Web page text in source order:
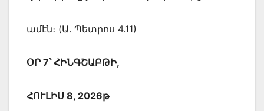
ամէն։ (Ա. Պետրոս 4.11)
ՕՐ 7՝ ՀԻՆԳՇԱԲԹԻ,
ՀՈՒԼԻՍ 8, 2026թ